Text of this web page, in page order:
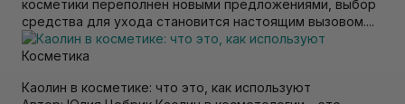
косметики переполнен новыми предложениями, выбор
средства для ухода становится настоящим вызовом....
Косметика
Каолин в косметике: что это, как используют